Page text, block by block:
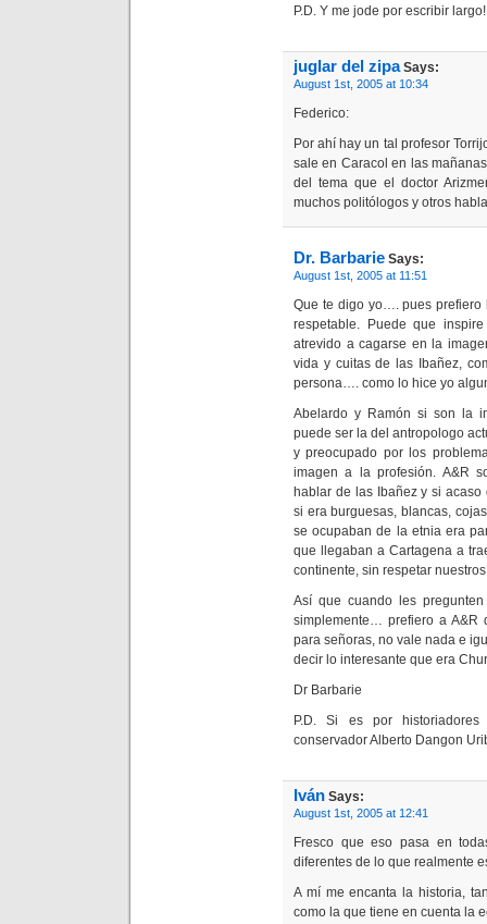
P.D. Y me jode por escribir
juglar del zipaSays:
August 1st, 2005 at 10:34
Federico:
Por ahí hay un tal profesor
sale en Caracol en las
del tema que el doctor
muchos politólogos y otros
Dr. Barbarie Says:
August 1st, 2005 at 11:51
Que te digo yo…. pues prefiero
respetable. Puede que
atrevido a cagarse en la
vida y cuitas de las Ibañez,
persona…. como lo hice yo
Abelardo y Ramón si son la
puede ser la del antropologo
y preocupado por los
imagen a la profesión. A&R
hablar de las Ibañez y si
si era burguesas, blancas,
se ocupaban de la etnia era
que llegaban a Cartagena a
continente, sin respetar
Así que cuando les
simplemente… prefiero a
para señoras, no vale nada e
decir lo interesante que era
Dr Barbarie
P.D. Si es por
conservador Alberto Dangon
Iván Says:
August 1st, 2005 at 12:41
Fresco que eso pasa en
diferentes de lo que realmente
A mí me encanta la historia,
como la que tiene en cuenta la